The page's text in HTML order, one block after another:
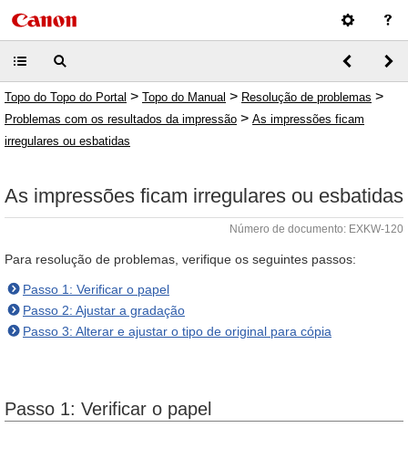
Topo do Topo do Portal > Topo do Manual > Resolução de problemas >
Problemas com os resultados da impressão > As impressões ficam
irregulares ou esbatidas
As impressões ficam irregulares ou esbatidas
Número de documento: EXKW-120
Para resolução de problemas, verifique os seguintes passos:
Passo 1: Verificar o papel
Passo 2: Ajustar a gradação
Passo 3: Alterar e ajustar o tipo de original para cópia
Passo 1: Verificar o papel